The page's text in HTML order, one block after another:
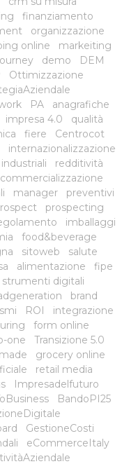
finanziamento
organizzazione
online
markeiting
demo
DEM
Ottimizzazione
PA
anagrafiche
impresa 4.0
qualità
fiere
Centrocot
internazionalizzazione
redditività
commercializzazione
manager
preventivi
prospecting
imballaggi
food&beverage
sitoweb
salute
alimentazione
fipe
strumenti digitali
brand
ROI
integrazione
form online
one
Transizione 5.0
grocery online
retail media
Impresadelfuturo
BandoPI25
GestioneCosti
eCommerceItaly